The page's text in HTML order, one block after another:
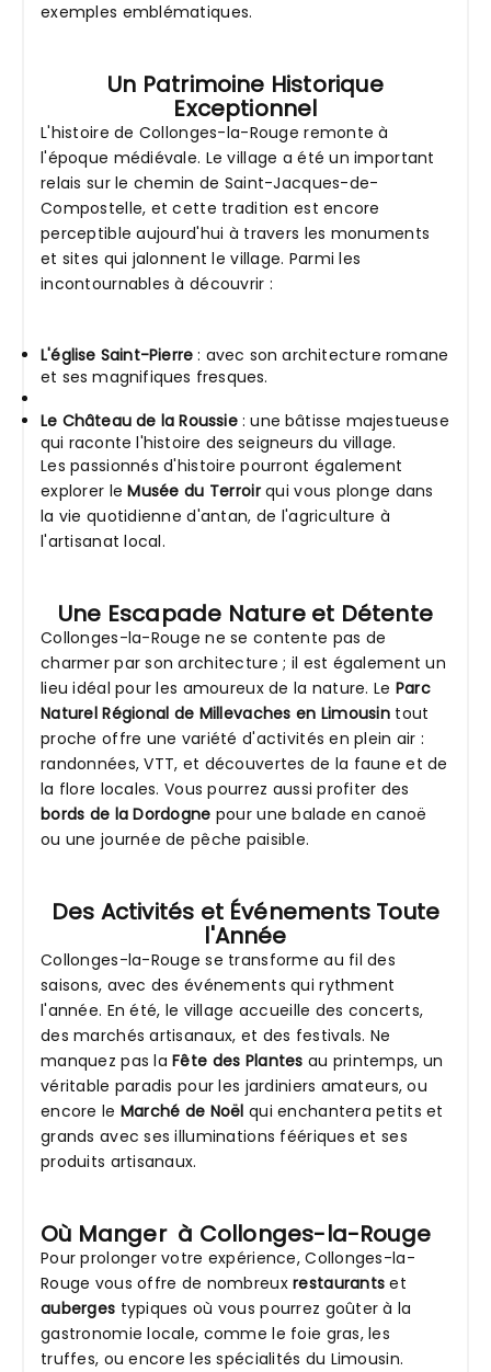
exemples emblématiques.
Un Patrimoine Historique
Exceptionnel
L'histoire de Collonges-la-Rouge remonte à
l'époque médiévale. Le village a été un important
relais sur le chemin de Saint-Jacques-de-
Compostelle, et cette tradition est encore
perceptible aujourd'hui à travers les monuments
et sites qui jalonnent le village. Parmi les
incontournables à découvrir :
L'église Saint-Pierre : avec son architecture romane
et ses magnifiques fresques.
Le Château de la Roussie: une bâtisse majestueuse
qui raconte l'histoire des seigneurs du village.
Les passionnés d'histoire pourront également
explorer leMusée du Terroirqui vous plonge dans
la vie quotidienne d'antan, de l'agriculture à
l'artisanat local.
Une Escapade Nature et Détente
Collonges-la-Rouge ne se contente pas de
charmer par son architecture ; il est également un
lieu idéal pour les amoureux de la nature. Le Parc
Naturel Régional de Millevaches en Limousin tout
proche offre une variété d'activités en plein air :
randonnées, VTT, et découvertes de la faune et de
la flore locales. Vous pourrez aussi profiter des
bords de la Dordogne pour une balade en canoë
ou une journée de pêche paisible.
Des Activités et Événements Toute
l'Année
Collonges-la-Rouge se transforme au fil des
saisons, avec des événements qui rythment
l'année. En été, le village accueille des concerts,
des marchés artisanaux, et des festivals. Ne
manquez pas laFête des Plantes au printemps, un
véritable paradis pour les jardiniers amateurs, ou
encore le Marché de Noël qui enchantera petits et
grands avec ses illuminations féériques et ses
produits artisanaux.
Où Manger à Collonges-la-Rouge
Pour prolonger votre expérience, Collonges-la-
Rouge vous offre de nombreuxrestaurants et
auberges typiques où vous pourrez goûter à la
gastronomie locale, comme le foie gras, les
truffes, ou encore les spécialités du Limousin.